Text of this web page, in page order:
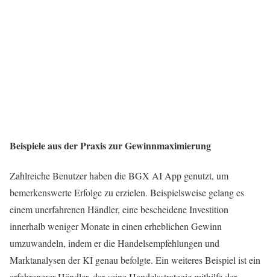
Beispiele aus der Praxis zur Gewinnmaximierung
Zahlreiche Benutzer haben die BGX AI App genutzt, um
bemerkenswerte Erfolge zu erzielen. Beispielsweise gelang es
einem unerfahrenen Händler, eine bescheidene Investition
innerhalb weniger Monate in einen erheblichen Gewinn
umzuwandeln, indem er die Handelsempfehlungen und
Marktanalysen der KI genau befolgte. Ein weiteres Beispiel ist ein